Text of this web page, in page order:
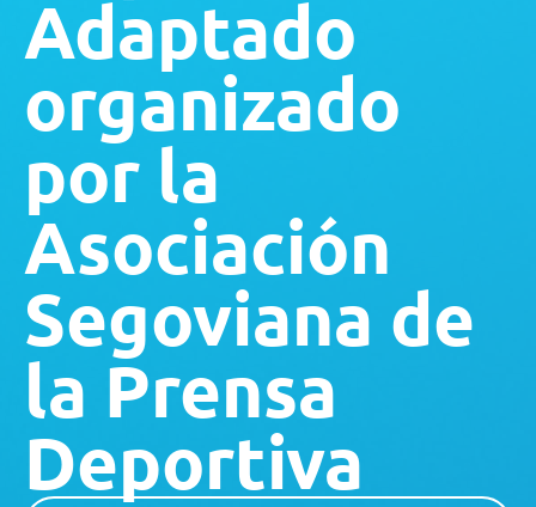
Adaptado
organizado
por la
Asociación
Segoviana de
la Prensa
Deportiva